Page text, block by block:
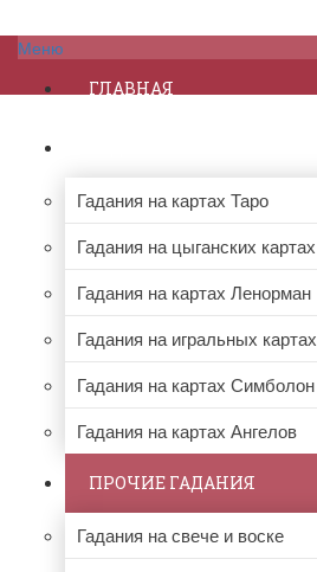
Меню
ГЛАВНАЯ
Гадания на картах Таро
Гадания на цыганских картах
Гадания на картах Ленорман
Гадания на игральных картах
Гадания на картах Симболон
Гадания на картах Ангелов
ПРОЧИЕ ГАДАНИЯ
Гадания на свече и воске